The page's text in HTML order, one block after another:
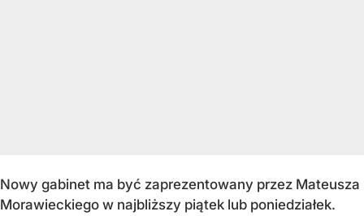
Nowy gabinet ma być zaprezentowany przez Mateusza
Morawieckiego w najbliższy piątek lub poniedziałek.